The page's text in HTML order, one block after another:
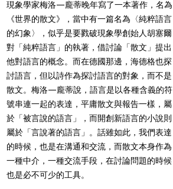
現象學家梅洛—龐蒂晚年寫了一本著作，名為
《世界的散文》，當中有一篇名為〈純粹語言
的幻象〉，似乎是要戮破現象學創始人胡塞爾
對「純粹語言」的執著，借討論「散文」提出
他對語言的概念。而在德國那邊，海德格也探
討語言，但以詩作為探討語言的對象，而不是
散文。梅洛—龐蒂說，語言是以各種含義的符
號串連一起的表達，平庸散文與報告一樣，屬
於「被言說的語言」，而開創新語言的小說則
屬於「言說著的語言」。話雖如此，我們表達
的時候，也是在溝通和交流，而散文本身作為
一種中介，一種交流手段，在討論問題的時候
也是必不可少的工具。